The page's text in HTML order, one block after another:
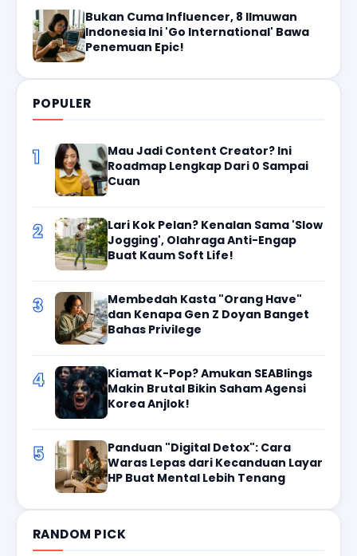
Bukan Cuma Influencer, 8 Ilmuwan
Indonesia Ini 'Go International' Bawa
Penemuan Epic!
POPULER
1
Mau Jadi Content Creator? Ini
Roadmap Lengkap Dari 0 Sampai
Cuan
2
Lari Kok Pelan? Kenalan Sama 'Slow
Jogging', Olahraga Anti-Engap
Buat Kaum Soft Life!
3
Membedah Kasta "Orang Have"
dan Kenapa Gen Z Doyan Banget
Bahas Privilege
4
Kiamat K-Pop? Amukan SEABlings
Makin Brutal Bikin Saham Agensi
Korea Anjlok!
5
Panduan "Digital Detox": Cara
Waras Lepas dari Kecanduan Layar
HP Buat Mental Lebih Tenang
RANDOM PICK